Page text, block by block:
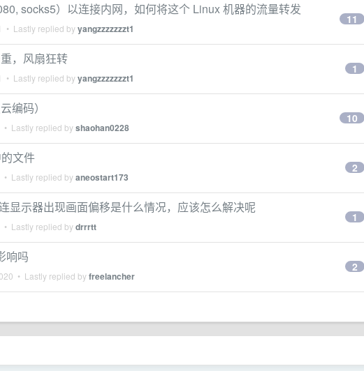
socks5）以连接内网，如何将这个 Linux 机器的流量转发
• Lastly replied byyangzzzzzzzt1
11
，风扇狂转
• Lastly replied byyangzzzzzzzt1
1
编码）
• Lastly replied byshaohan0228
10
文件
• Lastly replied byaneostart173
2
显示器出现画面偏移是什么情况，应该怎么解决呢
• Lastly replied bydrrrtt
1
响吗
• Lastly replied byfreelancher
2